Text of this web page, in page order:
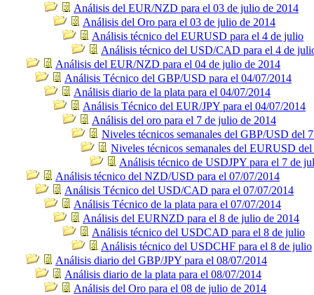
Análisis del EUR/NZD para el 03 de julio de 2014
Análisis del Oro para el 03 de julio de 2014
Análisis técnico del EURUSD para el 4 de julio
Análisis técnico del USD/CAD para el 4 de
Análisis del EUR/NZD para el 04 de julio de 2014
Análisis Técnico del GBP/USD para el 04/07/2014
Análisis diario de la plata para el 04/07/2014
Análisis Técnico del EUR/JPY para el 04/07/2014
Análisis del oro para el 7 de julio de 2014
Niveles técnicos semanales del GBP/USD del
Niveles técnicos semanales del EURUSD del
Análisis técnico de USDJPY para el 7 de
Análisis técnico del NZD/USD para el 07/07/2014
Análisis Técnico del USD/CAD para el 07/07/2014
Análisis Técnico de la plata para el 07/07/2014
Análisis del EURNZD para el 8 de julio de 2014
Análisis técnico del USDCAD para el 8 de julio
Análisis técnico del USDCHF para el 8 de julio
Análisis diario del GBP/JPY para el 08/07/2014
Análisis diario de la plata para el 08/07/2014
Análisis del Oro para el 08 de julio de 2014